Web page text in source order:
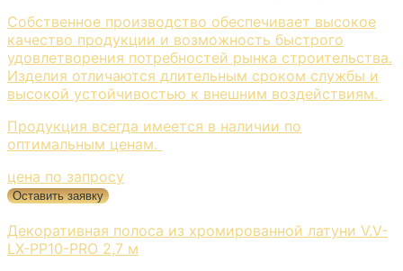
Собственное производство обеспечивает высокое
качество продукции и возможность быстрого
удовлетворения потребностей рынка строительства.
Изделия отличаются длительным сроком службы и
высокой устойчивостью к внешним воздействиям.
Продукция всегда имеется в наличии по
оптимальным ценам.
цена по запросу
Оставить заявку
Декоративная полоса из хромированной латуни V.V-
LX-PP10-PRO 2,7 м